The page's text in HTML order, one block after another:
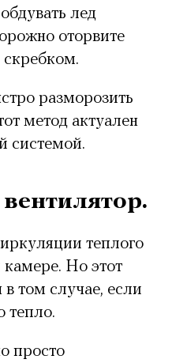
лед
оторвите
скребком.
разморозить
метод актуален
системой.
теплого
Но этот
том случае, если
тепло.
просто